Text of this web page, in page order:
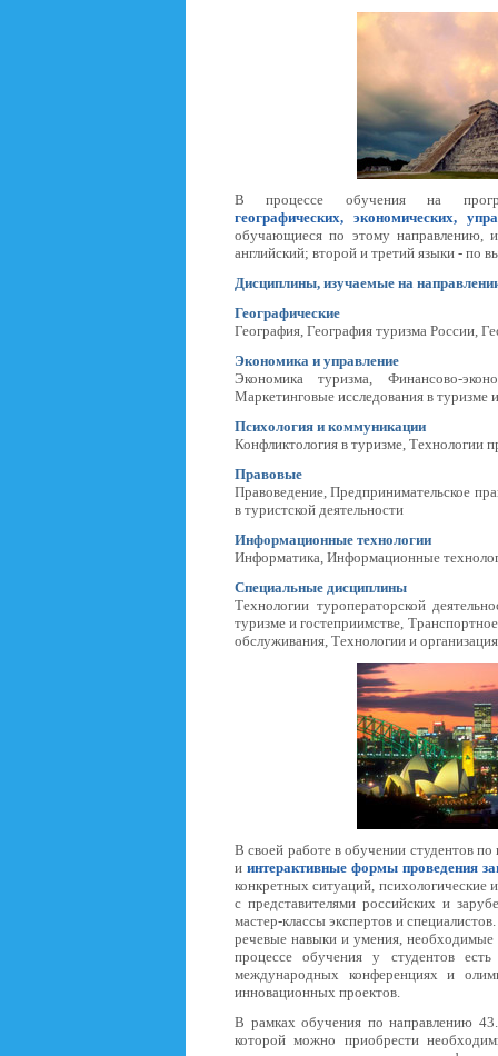
В процессе обучения на
географических, экономических,
обучающиеся по этому направлению,
английский; второй и третий языки - по
Дисциплины, изучаемые на
Географические
География, География туризма России,
Экономика и управление
Экономика туризма, Финансово-
Маркетинговые исследования в туризме
Психология и коммуникации
Конфликтология в туризме, Технологии
Правовые
Правоведение, Предпринимательское
в туристской деятельности
Информационные технологии
Информатика, Информационные
Специальные дисциплины
Технологии туроператорской
туризме и гостеприимстве,
обслуживания, Технологии и
В своей работе в обучении студентов
иинтерактивные формы проведения
конкретных ситуаций,
с представителями российских и
мастер-классы экспертов и
речевые навыки и умения, необходимые
процессе обучения у студентов
международных конференциях и
инновационных проектов.
В рамках обучения по направлению
которой можно приобрести